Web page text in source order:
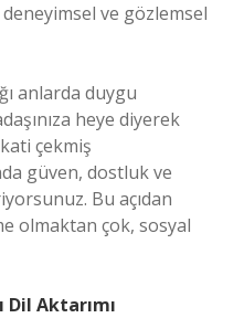
ve gözlemsel
anlarda duygu
heye diyerek
çekmiş
güven, dostluk ve
Bu açıdan
olmaktan çok, sosyal
Dil Aktarımı